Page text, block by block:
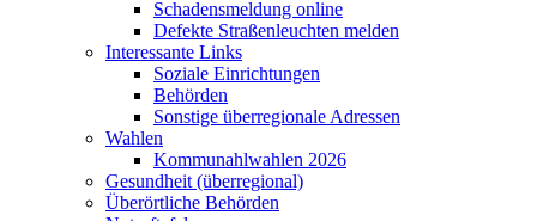
Schadensmeldung online
Defekte Straßenleuchten melden
Interessante Links
Soziale Einrichtungen
Behörden
Sonstige überregionale Adressen
Wahlen
Kommunahlwahlen 2026
Gesundheit (überregional)
Überörtliche Behörden